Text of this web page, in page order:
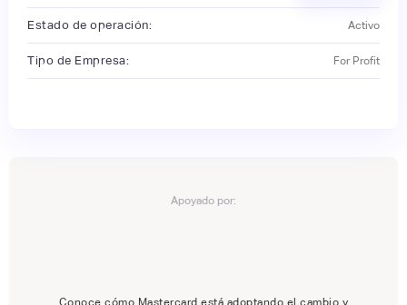
Estado de operación: Activo
Tipo de Empresa: For Profit
Apoyado por:
Conoce cómo Mastercard está adoptando el cambio y